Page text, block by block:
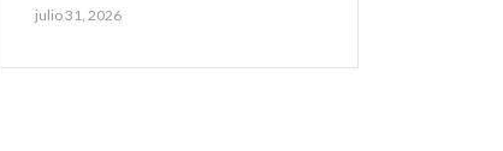
julio 31, 2026